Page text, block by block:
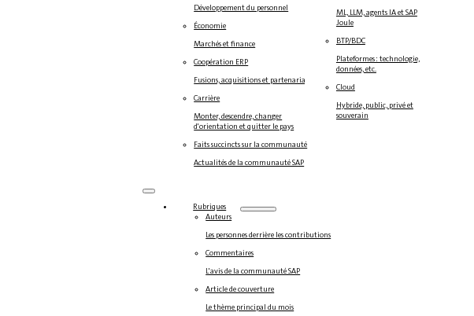
Développement du personnel
Économie
Marchés et finance
Coopération ERP
Fusions, acquisitions et partenariats
Carrière
Monter, descendre, changer
d'orientation et quitter le pays
Faits succincts sur la communauté
Actualités de la communauté SAP
ML, LLM, agents IA et SAP
Joule
BTP/BDC
Plateformes : technologie,
données, etc.
Cloud
Hybride, public, privé et
souverain
Rubriques
Auteurs
Les personnes derrière les contributions
Commentaires
L'avis de la communauté SAP
Article de couverture
Le thème principal du mois